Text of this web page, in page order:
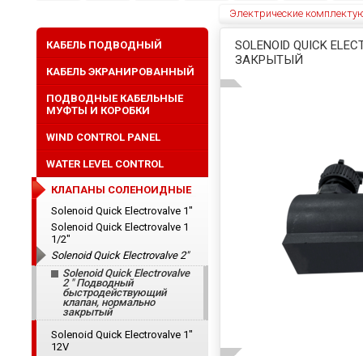
Электрические
SOLENOID QUICK
ЗАКРЫТЫЙ
КАБЕЛЬ ПОДВОДНЫЙ
КАБЕЛЬ ЭКРАНИРОВАННЫЙ
ПОДВОДНЫЕ КАБЕЛЬНЫЕ
МУФТЫ И КОРОБКИ
WIND CONTROL PANEL
WATER LEVEL CONTROL
КЛАПАНЫ СОЛЕНОИДНЫЕ
Solenoid Quick Electrovalve 1"
Solenoid Quick Electrovalve 1
1/2"
Solenoid Quick Electrovalve 2"
Solenoid Quick Electrovalve
2 " Подводный
быстродействующий
клапан, нормально
закрытый
Solenoid Quick Electrovalve 1"
12V